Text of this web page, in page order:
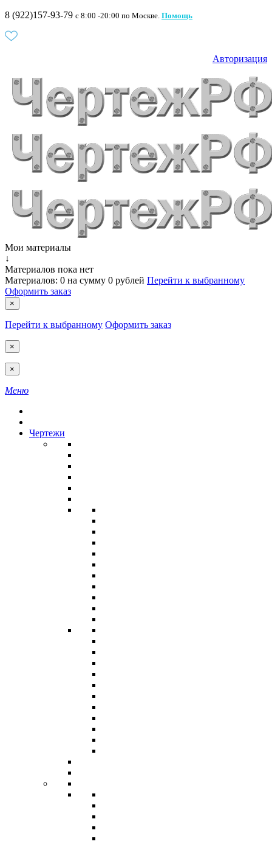
8 (922)157-93-79 c 8:00 -20:00 по Москве. Помощь
Авторизация
Мои материалы
↓
Материалов пока нет
Материалов: 0 на сумму 0 рублей Перейти к выбранному
Оформить заказ
×
Перейти к выбранному Оформить заказ
×
×
Меню
Чертежи